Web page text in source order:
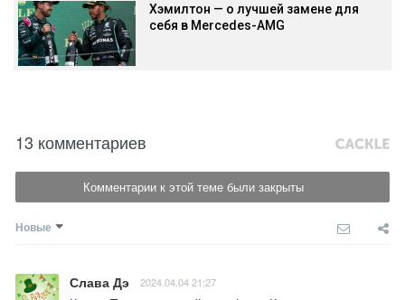
Хэмилтон — о лучшей замене для
себя в Mercedes-AMG
13 комментариев
Комментарии к этой теме были закрыты
Новые
Слава Дэ 2024.04.04 21:27